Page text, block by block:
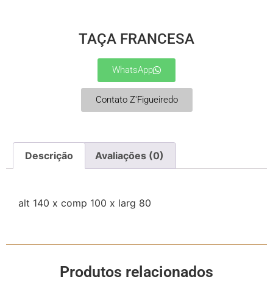
TAÇA FRANCESA
WhatsApp
Contato Z'Figueiredo
Descrição Avaliações (0)
alt 140 x comp 100 x larg 80
Produtos relacionados